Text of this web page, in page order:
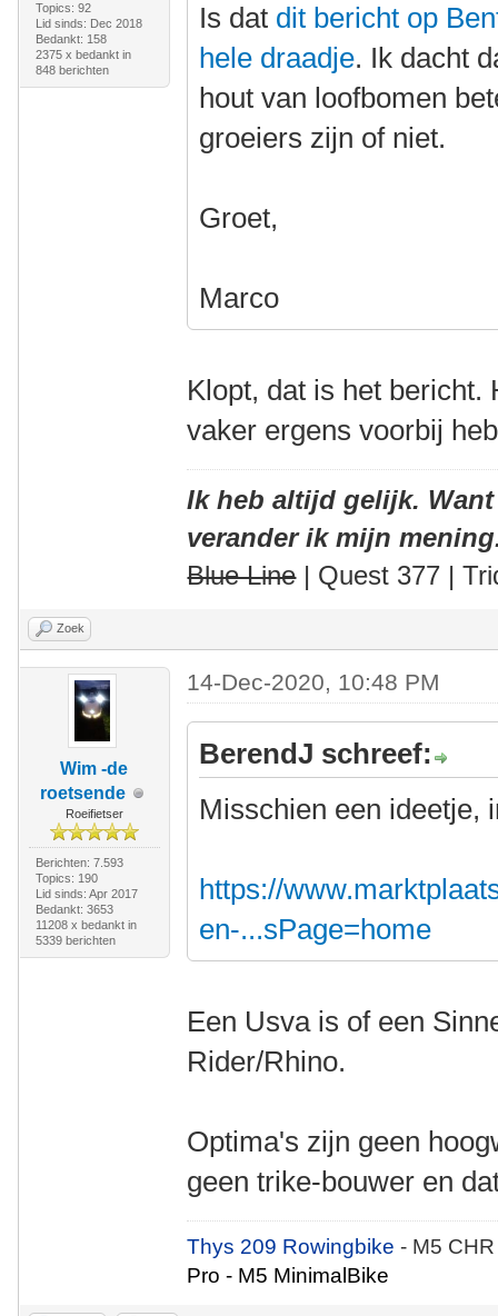
Topics: 92
Lid sinds: Dec 2018
Bedankt: 158
2375 x bedankt in
848 berichten
Is dat dit bericht op
hele draadje. Ik dacht
hout van loofbomen
groeiers zijn of niet.
Groet,
Marco
Klopt, dat is het bericht.
vaker ergens voorbij
Ik heb altijd gelijk.
verander ik mijn
Blue Line| Quest 377 |
Zoek
Wim -de
roetsende
Roeifietser
Berichten: 7.593
Topics: 190
Lid sinds: Apr 2017
Bedankt: 3653
11208 x bedankt in
5339 berichten
14-Dec-2020, 10:48 PM
BerendJ schreef:
Misschien een ideetje,
https://
en-...sPage=home
Een Usva is of een
Rider/Rhino.
Optima's zijn geen
geen trike-bouwer en
Thys 209 Rowingbike- M5
Pro - M5 MinimalBike